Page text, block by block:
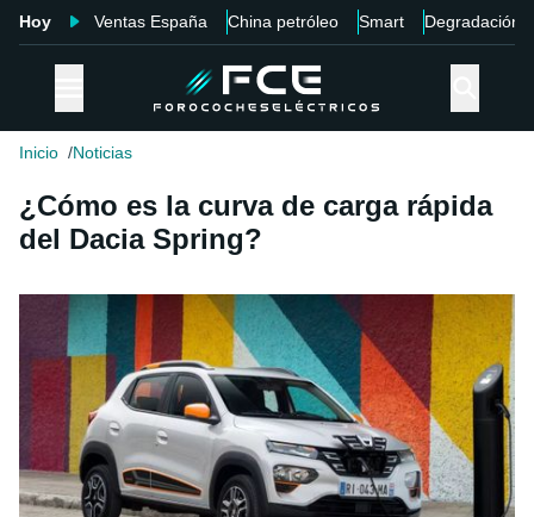
Hoy Ventas España China petróleo Smart Degradación
Inicio Noticias
¿Cómo es la curva de carga rápida
del Dacia Spring?